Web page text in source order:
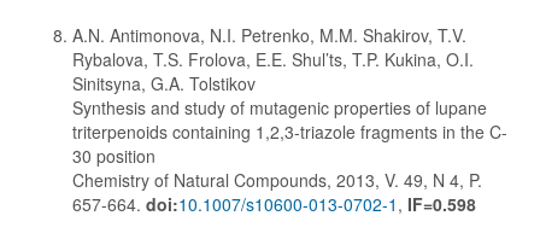
A.N. Antimonova, N.I. Petrenko, M.M. Shakirov, T.V.
Rybalova, T.S. Frolova, E.E. Shul’ts, T.P. Kukina, O.I.
Sinitsyna, G.A. Tolstikov
Synthesis and study of mutagenic properties of lupane
triterpenoids containing 1,2,3-triazole fragments in the C-
30 position
Chemistry of Natural Compounds, 2013, V. 49, N 4, P.
657-664. doi:10.1007/s10600-013-0702-1 , IF=0.598